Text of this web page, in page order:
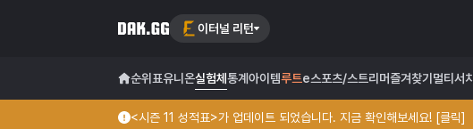
이터널 리턴
순위표유니온실험체 통계 아이템루트e스포츠/스트리머즐겨찾기 멀티서치
<시즌 11 성적표>가 업데이트 되었습니다. 지금 확인해보세요! [클릭]